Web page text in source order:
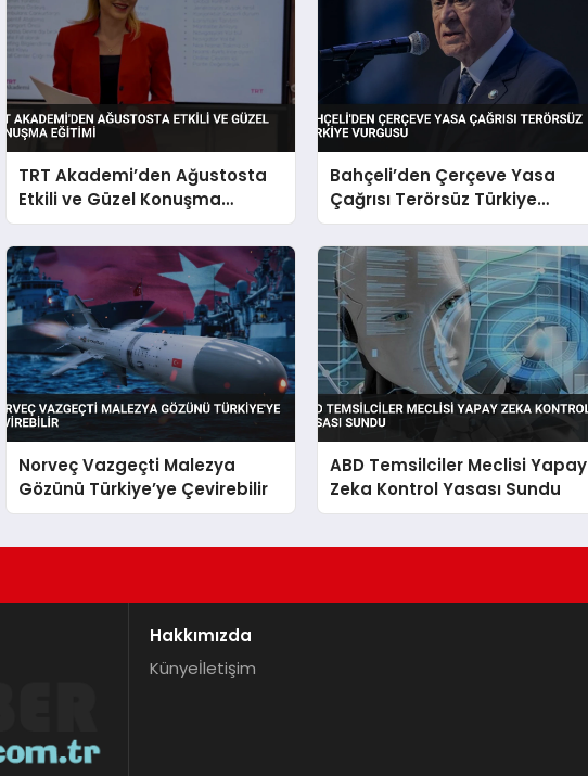
TRT Akademi’den Ağustosta
Etkili ve Güzel Konuşma
Eğitimi
Bahçeli’den Çerçeve Yasa
Çağrısı Terörsüz Türkiye
Vurgusu
Norveç Vazgeçti Malezya
Gözünü Türkiye’ye Çevirebilir
ABD Temsilciler Meclisi Yapay
Zeka Kontrol Yasası Sundu
Hakkımızda
Künyeİletişim